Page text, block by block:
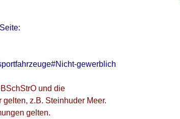
gewerblich
und die
z.B. Steinhuder Meer.
gelten.